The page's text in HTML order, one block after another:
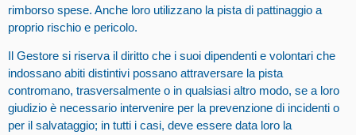
rimborso spese. Anche loro utilizzano la pista di pattinaggio a
proprio rischio e pericolo.
Il Gestore si riserva il diritto che i suoi dipendenti e volontari che
indossano abiti distintivi possano attraversare la pista
contromano, trasversalmente o in qualsiasi altro modo, se a loro
giudizio è necessario intervenire per la prevenzione di incidenti o
per il salvataggio; in tutti i casi, deve essere data loro la